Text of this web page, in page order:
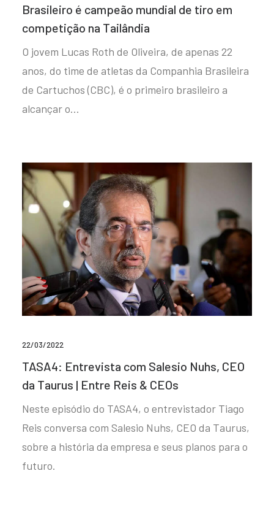
Brasileiro é campeão mundial de tiro em
competição na Tailândia
O jovem Lucas Roth de Oliveira, de apenas 22
anos, do time de atletas da Companhia Brasileira
de Cartuchos (CBC), é o primeiro brasileiro a
alcançar o…
22/03/2022
TASA4: Entrevista com Salesio Nuhs, CEO
da Taurus | Entre Reis & CEOs
Neste episódio do TASA4, o entrevistador Tiago
Reis conversa com Salesio Nuhs, CEO da Taurus,
sobre a história da empresa e seus planos para o
futuro.